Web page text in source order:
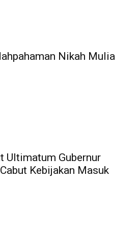
Nikah Mulia
Ultimatum Gubernur
Kebijakan Masuk